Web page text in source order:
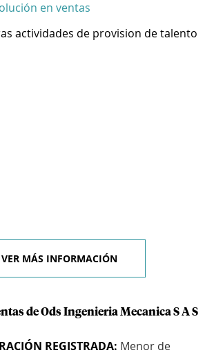
en ventas
actividades de provision de talento
VER MÁS INFORMACIÓN
de Ods Ingenieria Mecanica S A S
REGISTRADA: Menor de